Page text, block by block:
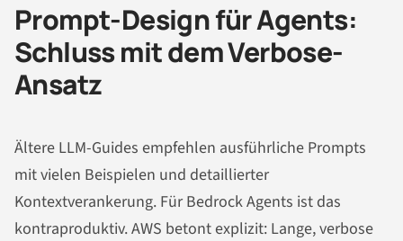
Prompt-Design für Agents:
Schluss mit dem Verbose-
Ansatz
Ältere LLM-Guides empfehlen ausführliche Prompts
mit vielen Beispielen und detaillierter
Kontextverankerung. Für Bedrock Agents ist das
kontraproduktiv. AWS betont explizit: Lange, verbose